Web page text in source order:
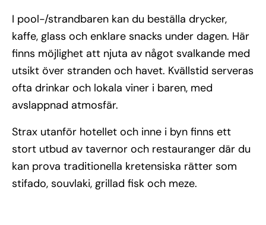
I pool-/strandbaren kan du beställa drycker,
kaffe, glass och enklare snacks under dagen. Här
finns möjlighet att njuta av något svalkande med
utsikt över stranden och havet. Kvällstid serveras
ofta drinkar och lokala viner i baren, med
avslappnad atmosfär.
Strax utanför hotellet och inne i byn finns ett
stort utbud av tavernor och restauranger där du
kan prova traditionella kretensiska rätter som
stifado, souvlaki, grillad fisk och meze.